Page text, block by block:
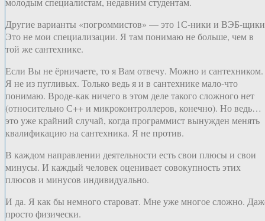
Другие варианты «погроммистов» — это 1С-ники и ВЭБ-
Это не мои специализации. Я там понимаю не больше, чем в
той же сантехнике.
Если Вы не ёрничаете, то я Вам отвечу. Можно и сантехником.
Я не из пугливых. Только ведь я и в сантехнике мало-что
понимаю. Вроде-как ничего в этом деле такого сложного нет
(относительно С++ и микроконтроллеров, конечно). Но ведь…
это уже крайний случай, когда программист вынужден менять
квалификацию на сантехника. Я не против.
В каждом направлении деятельности есть свои плюсы и свои
минусы. И каждый человек оценивает совокупность этих
плюсов и минусов индивидуально.
И да. Я как бы немного староват. Мне уже многое сложно.
просто физически.